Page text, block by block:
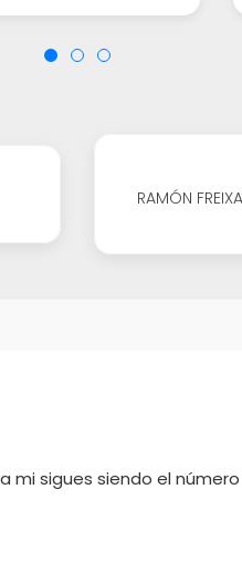
RAMÓN
mi sigues siendo el número